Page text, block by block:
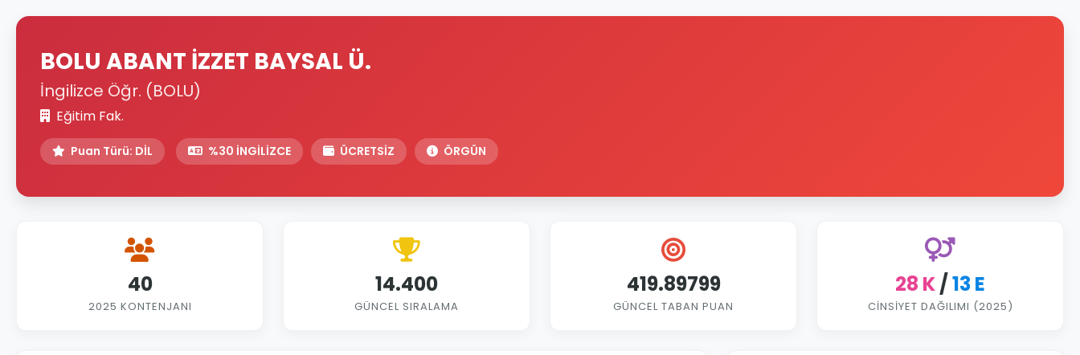
BOLU ABANT İZZET BAYSAL Ü.
İngilizce Öğr. (BOLU)
Eğitim Fak.
Puan Türü: DİL %30 İNGİLİZCE ÜCRETSİZ ÖRGÜN
40
2025 KONTENJANI
14.400
GÜNCEL SIRALAMA
419.89799
GÜNCEL TABAN PUAN
28 K/13 E
CINSIYET DAĞILIMI (2025)